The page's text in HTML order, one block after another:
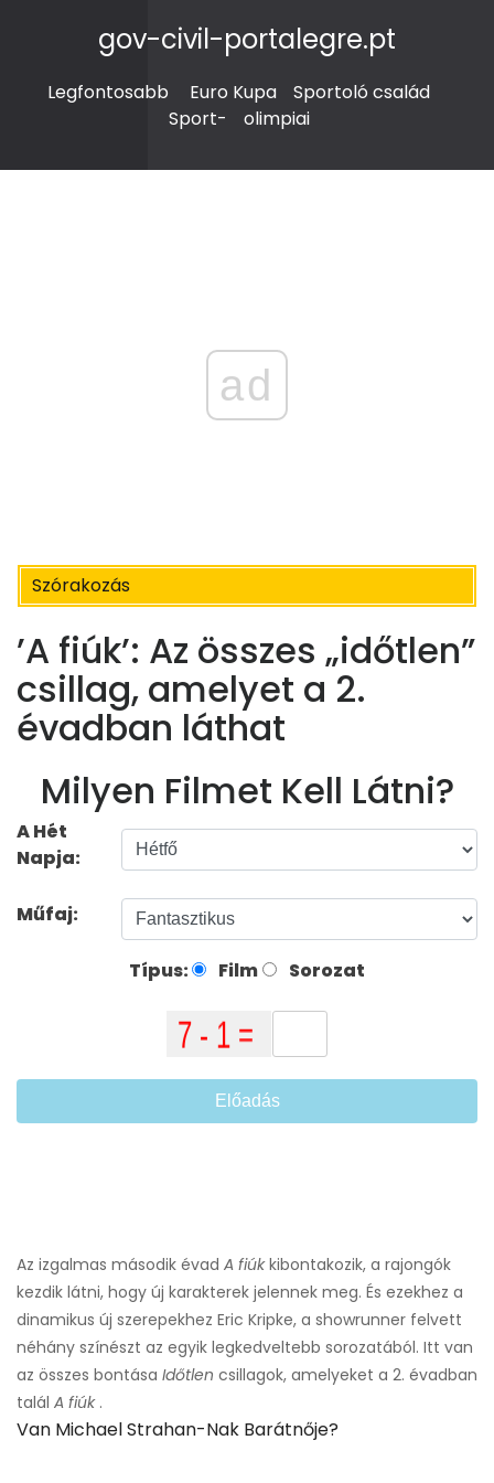
gov-civil-portalegre.pt
Legfontosabb Euro Kupa
Sportoló család
Sport-
olimpiai
ad
Szórakozás
’A fiúk’: Az összes „időtlen”
csillag, amelyet a 2.
évadban láthat
Milyen Filmet Kell Látni?
A Hét
Napja:
Műfaj:
Típus: Film Sorozat
Előadás
Az izgalmas második évad A fiúkkibontakozik, a rajongók
kezdik látni, hogy új karakterek jelennek meg. És ezekhez a
dinamikus új szerepekhez Eric Kripke, a showrunner felvett
néhány színészt az egyik legkedveltebb sorozatából. Itt van
az összes bontása Időtlen csillagok, amelyeket a 2. évadban
talál A fiúk.
Van Michael Strahan-Nak Barátnője?